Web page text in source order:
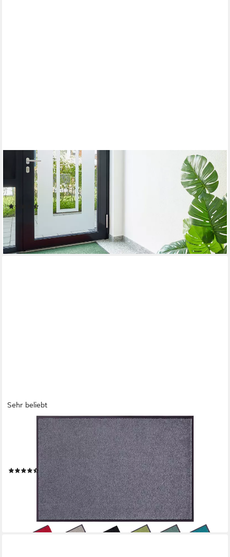
OTTO HOME
Fußmatte Emil, Made in Netherlands, rechteckig, Höhe: 6 mm,
Schmutzfangmatte, Uni Farben, rutschhemmend, waschbar
(Handwäsche)
ab 19,99 €
lieferbar - in 2-3 Werktagen bei dir
Sehr beliebt
OTTO HOME
Fußmatte Clean & Walk, rechteckig, Höhe: 7 mm,
Schmutzfangmatte, Türmatte, In- und Outdoor, Teppich, Läufer,
waschbar
(481)
ab 15,49 € UVP24,90 €
lieferbar - in 3-4 Werktagen bei dir
+2